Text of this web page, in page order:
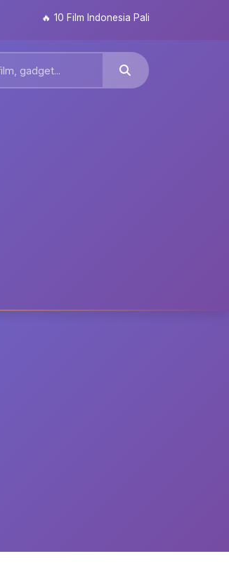
10 Film Indonesia Paling Ditunggu 2026: